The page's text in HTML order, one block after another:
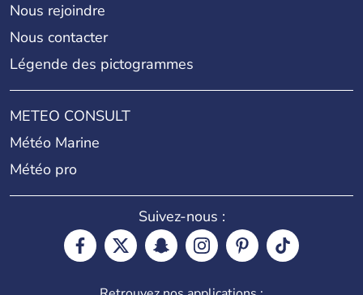
Nous rejoindre
Nous contacter
Légende des pictogrammes
METEO CONSULT
Météo Marine
Météo pro
Suivez-nous :